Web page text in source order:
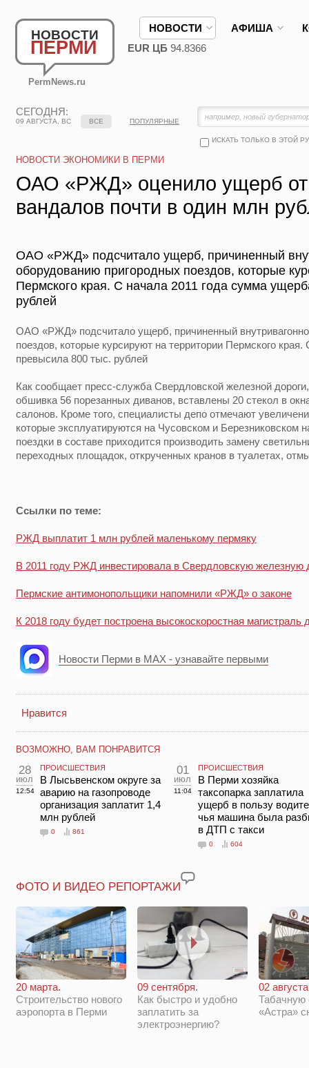
НОВОСТИ
ПЕРМИ
PermNews.ru
НОВОСТИ АФИША
EUR ЦБ 94.8366
СЕГОДНЯ:
09 АВГУСТА, ВС
ИСКАТЬ ТОЛЬКО В ЭТОЙ
ВСЕ ПОПУЛЯРНЫЕ
НОВОСТИ ЭКОНОМИКИ В ПЕРМИ
ОАО «РЖД» оценило ущерб от
вандалов почти в один млн
ОАО «РЖД» подсчитало ущерб, причиненный
оборудованию пригородных поездов, которые
Пермского края. С начала 2011 года сумма
рублей
ОАО «РЖД» подсчитало ущерб, причиненный
поездов, которые курсируют на территории Пермского
превысила 800 тыс. рублей
Как сообщает пресс-служба Свердловской железной
обшивка 56 порезанных диванов, вставлены 20 стекол в
салонов. Кроме того, специалисты депо отмечают
которые эксплуатируются на Чусовском и Березниковском
поездки в составе приходится производить замену
переходных площадок, открученных кранов в туалетах,
Ссылки по теме:
РЖД выплатит 1 млн рублей маленькому пермяку
В 2011 году РЖД инвестировала в Свердловскую железную
Пермские антимонопольщики напомнили «РЖД» о законе
К 2018 году будет построена высокоскоростная магистраль
Новости Перми в MAX - узнавайте первыми
Нравится
ВОЗМОЖНО, ВАМ ПОНРАВИТСЯ
28
июл
12:54
ПРОИСШЕСТВИЯ
В Лысьвенском округе за
аварию на газопроводе
организация заплатит 1,4
млн рублей
0 861
01
июл
11:04
ПРОИСШЕСТВИЯ
В Перми хозяйка
таксопарка заплатила
ущерб в пользу
чья машина была
в ДТП с такси
0 604
ФОТО И ВИДЕО РЕПОРТАЖИ
20 марта.
Строительство нового
аэропорта в Перми
09 сентября.
Как быстро и удобно
заплатить за
электроэнергию?
02
Табачную
«Астра»